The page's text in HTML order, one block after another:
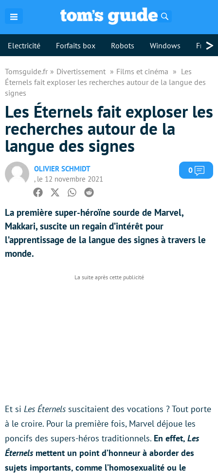
Electricité Forfaits box Robots Windows >
Tomsguide.fr Divertissement Films et cinéma
Les
Éternels fait exploser les recherches autour de la langue des
signes
Les Éternels fait exploser les
recherches autour de la
langue des signes
OLIVIER SCHMIDT
, le 12 novembre 2021
0
Facebook
TwitterWhatsapp
Reddit
La première super-héroïne sourde de Marvel,
Makkari, suscite un regain d’intérêt pour
l’apprentissage de la langue des signes à travers le
monde.
Et si Les Éternels suscitaient des vocations ? Tout porte
à le croire. Pour la première fois, Marvel déjoue les
poncifs des supers-héros traditionnels. En effet, Les
Éternels mettent un point d’honneur à aborder des
sujets importants, comme l’homosexualité ou le